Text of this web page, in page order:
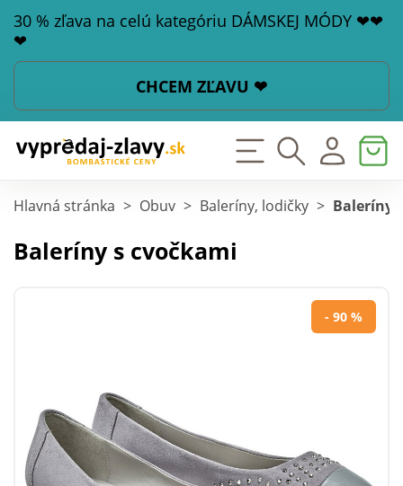
30 % zľava na celú kategóriu DÁMSKEJ MÓDY ❤❤
❤
CHCEM ZĽAVU ❤
Hlavná stránka > Obuv > Baleríny, lodičky > Baleríny
Baleríny s cvočkami
- 90 %